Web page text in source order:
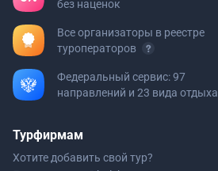
без наценок
Все организаторы в реестре
туроператоров
Федеральный сервис: 97
направлений и 23 вида отдыха
Турфирмам
Хотите добавить свой тур?